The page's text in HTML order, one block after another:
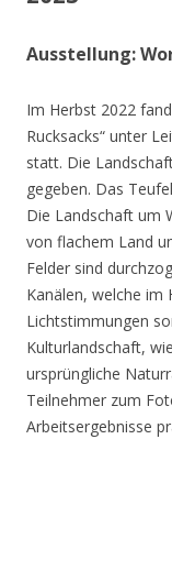
Ausstellung:
Im Herbst 2022
Rucksacks“ unter
statt. Die
gegeben. Das
Die Landschaft um
von flachem Land
Felder sind
Kanälen, welche im
Lichtstimmungen
Kulturlandschaft,
ursprüngliche
Teilnehmer zum
Arbeitsergebnisse